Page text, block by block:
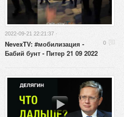
2022-09-21 22:21:37 ·
0
NevexTV: #мобилизация -
Бабий бунт - Питер 21 09 2022